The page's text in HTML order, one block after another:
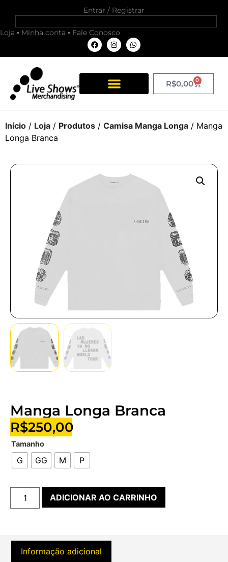
Entrar / Registrar
Loja Minha conta Fale Conosco
R$0,00 0
Início / Loja / Produtos / Camisa Manga Longa / Manga
Longa Branca
Manga Longa Branca
R$250,00
Tamanho
G GG M P
ADICIONAR AO CARRINHO
Informação adicional